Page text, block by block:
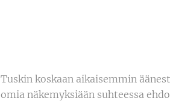
Tuskin koskaan aikaisemmin
omia näkemyksiään suhteessa